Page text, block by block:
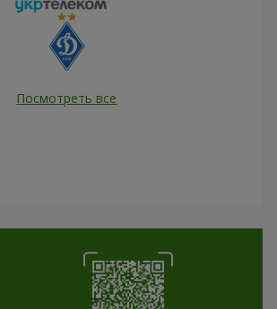
Посмотреть все